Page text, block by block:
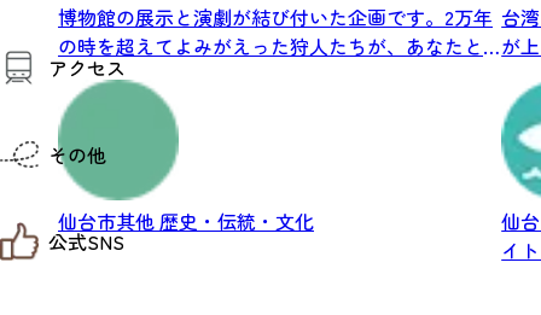
観光案内
お役立ち情報
観光アプリ
仙台観光マップ
アクセス
仙台までの経路検索
市内の交通情報
お得なチケット
その他
お知らせ
お問い合わせ
公式SNS
博物館の展示と演劇が結び付いた企画です。2万年
の時を超えてよみがえった狩人たちが、あなたと
の出...
仙台市其他 歴史・伝統・文化
台
が
仙
イ